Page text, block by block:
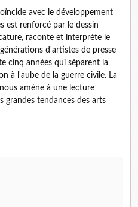
avec le développement
est renforcé par le dessin
raconte et interprète le
d'artistes de presse
cinq années qui séparent la
à l'aube de la guerre civile. La
amène à une lecture
grandes tendances des arts